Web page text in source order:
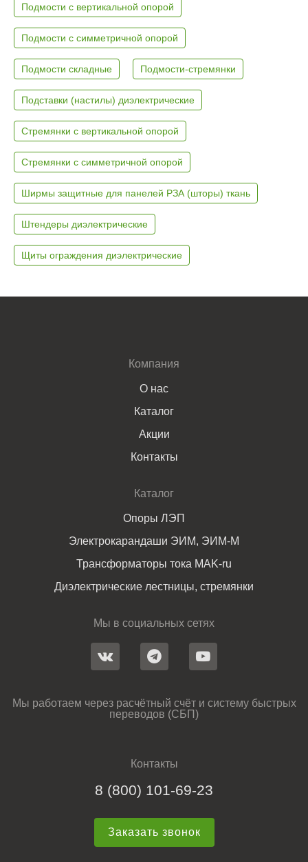
Подмости с вертикальной опорой
Подмости с симметричной опорой
Подмости складные Подмости-стремянки
Подставки (настилы) диэлектрические
Стремянки с вертикальной опорой
Стремянки с симметричной опорой
Ширмы защитные для панелей РЗА (шторы) ткань
Штендеры диэлектрические
Щиты ограждения диэлектрические
Компания
О нас
Каталог
Акции
Контакты
Каталог
Опоры ЛЭП
Электрокарандаши ЭИМ, ЭИМ-М
Трансформаторы тока MAK-ru
Диэлектрические лестницы, стремянки
Мы в социальных сетях
Мы работаем через расчётный счёт и систему быстрых
переводов (СБП)
Контакты
8 (800) 101-69-23
Заказать звонок